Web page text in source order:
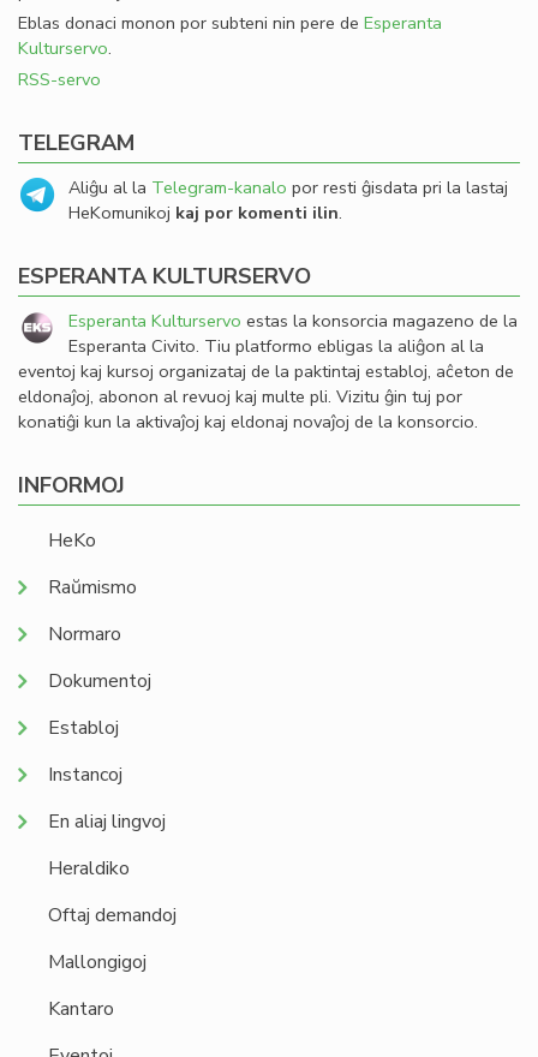
Eblas donaci monon por subteni nin pere de Esperanta
Kulturservo.
RSS-servo
TELEGRAM
Aliĝu al la Telegram-kanalo por resti ĝisdata pri la lastaj
HeKomunikoj kaj por komenti ilin.
ESPERANTA KULTURSERVO
Esperanta Kulturservo estas la konsorcia magazeno de la
Esperanta Civito. Tiu platformo ebligas la aliĝon al la
eventoj kaj kursoj organizataj de la paktintaj establoj, aĉeton de
eldonaĵoj, abonon al revuoj kaj multe pli. Vizitu ĝin tuj por
konatiĝi kun la aktivaĵoj kaj eldonaj novaĵoj de la konsorcio.
INFORMOJ
HeKo
Raŭmismo
Normaro
Dokumentoj
Establoj
Instancoj
En aliaj lingvoj
Heraldiko
Oftaj demandoj
Mallongigoj
Kantaro